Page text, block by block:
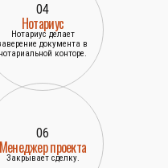
04
Нотариус
Нотариус делает
документа в
нотариальной конторе.
06
Менеджер проекта
Закрывает сделку.